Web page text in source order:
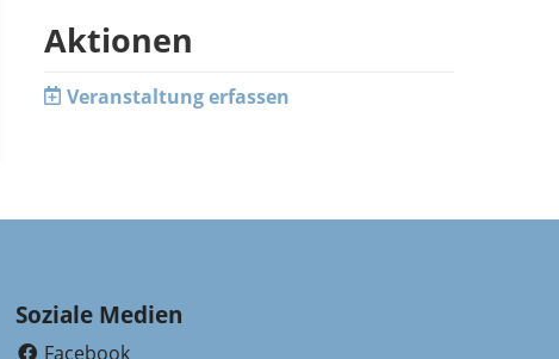
Aktionen
Veranstaltung erfassen
Soziale Medien
Facebook